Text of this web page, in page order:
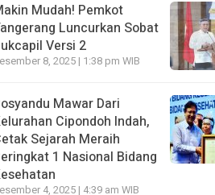
Mudah! Pemkot
Luncurkan Sobat
Versi 2
8, 2025 | 1:38 pm WIB
Mawar Dari
Cipondoh lndah,
Sejarah Meraih
1 Nasional Bidang
4, 2025 | 4:39 am WIB